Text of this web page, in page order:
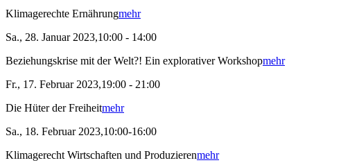
Klimagerechte Ernährungmehr
Sa., 28. Januar 2023,10:00 - 14:00
Beziehungskrise mit der Welt?! Ein explorativer Workshopmehr
Fr., 17. Februar 2023,19:00 - 21:00
Die Hüter der Freiheitmehr
Sa., 18. Februar 2023,10:00-16:00
Klimagerecht Wirtschaften und Produzierenmehr